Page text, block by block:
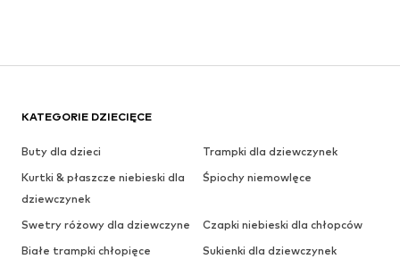
KATEGORIE DZIECIĘCE
Buty dla dzieci
Trampki dla dziewczynek
Kurtki & płaszcze niebieski dla
dziewczynek
Śpiochy niemowlęce
Swetry różowy dla dziewczyne
Czapki niebieski dla chłopców
Białe trampki chłopięce
Sukienki dla dziewczynek